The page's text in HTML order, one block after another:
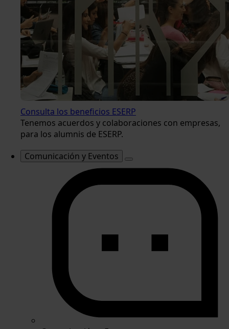
Consulta los beneficios ESERP
Tenemos acuerdos y colaboraciones con empresas,
para los alumnis de ESERP.
Comunicación y Eventos